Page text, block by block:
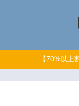
【70%以